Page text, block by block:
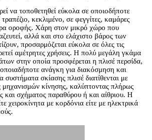
να τοποθετηθεί εύκολα σε οποιοδήποτε
κεκλιμένο, σε φεγγίτες, καμάρες
οροφής. Χάρη στον μικρό χώρο που
αλλά και στο ελάχιστο βάρος των
προσαρμόζεται εύκολα σε όλες τις
αμέτρητες χρήσεις. Η πολύ μεγάλη γκάμα
στην οποία προσφέρεται η πλισέ περσίδα,
ανάγκη για διακόσμηση και
σκίασης πλισέ διατίθενται με
μηχανισμών κίνησης, καλύπτοντας πλήρως
και σχήματος παραθύρου ή και αίθριου. Η
χειροκίνητα με κορδόνια είτε με ηλεκτρικά